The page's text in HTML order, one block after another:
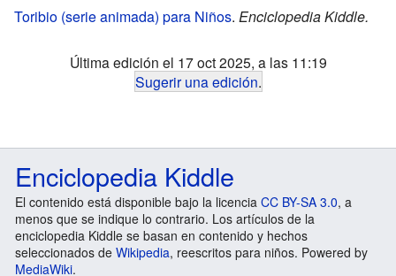
Toribio (serie animada) para Niños. Enciclopedia Kiddle.
Última edición el 17 oct 2025, a las 11:19
Sugerir una edición.
Enciclopedia Kiddle
El contenido está disponible bajo la licencia CC BY-SA 3.0, a
menos que se indique lo contrario. Los artículos de la
enciclopedia Kiddle se basan en contenido y hechos
seleccionados de Wikipedia, reescritos para niños. Powered by
MediaWiki.